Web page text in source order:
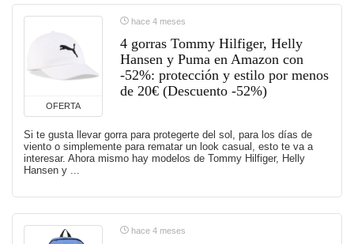
OFERTA
hace 4 meses
4 gorras Tommy Hilfiger, Helly
Hansen y Puma en Amazon con
-52%: protección y estilo por menos
de 20€ (Descuento -52%)
Si te gusta llevar gorra para protegerte del sol, para los días de
viento o simplemente para rematar un look casual, esto te va a
interesar. Ahora mismo hay modelos de Tommy Hilfiger, Helly
Hansen y ...
hace 4 meses